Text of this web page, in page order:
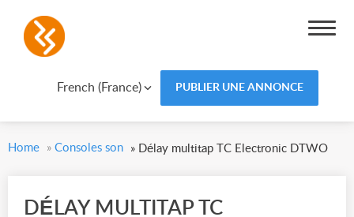
French (France) PUBLIER UNE ANNONCE
Home » Consoles son » Délay multitap TC Electronic DTWO
DÉLAY MULTITAP TC